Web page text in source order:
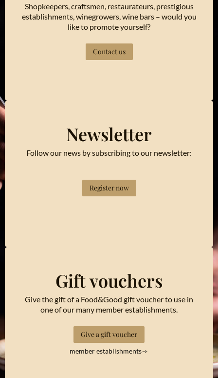
Shopkeepers, craftsmen, restaurateurs, prestigious
establishments, winegrowers, wine bars – would you
like to promote yourself?
Contact us
Newsletter
Follow our news by subscribing to our newsletter:
Register now
Gift vouchers
Give the gift of a Food&Good gift voucher to use in
one of our many member establishments.
Give a gift voucher
member establishments